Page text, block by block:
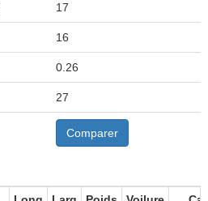
17
16
0.26
27
Comparer